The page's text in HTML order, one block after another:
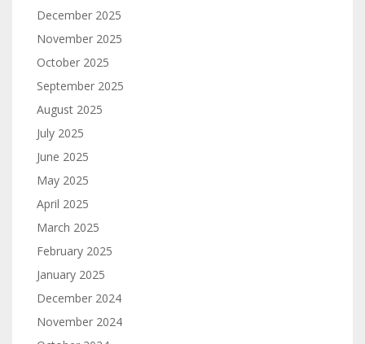
December 2025
November 2025
October 2025
September 2025
August 2025
July 2025
June 2025
May 2025
April 2025
March 2025
February 2025
January 2025
December 2024
November 2024